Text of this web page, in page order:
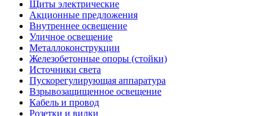
Щиты электрические
Акционные предложения
Внутреннее освещение
Уличное освещение
Металлоконструкции
Железобетонные опоры (стойки)
Источники света
Пускорегулирующая аппаратура
Взрывозащищенное освещение
Кабель и провод
Розетки и вилки